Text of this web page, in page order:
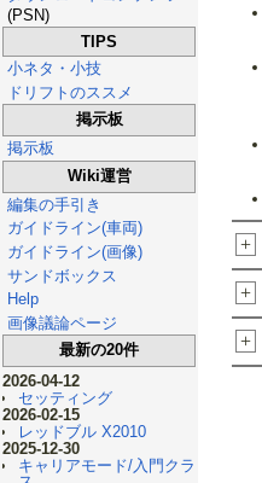
(PSN)
TIPS
小ネタ・小技
ドリフトのススメ
掲示板
掲示板
Wiki運営
編集の手引き
ガイドライン(車両)
ガイドライン(画像)
サンドボックス
Help
画像議論ページ
最新の20件
2026-04-12
セッティング
2026-02-15
レッドブル X2010
2025-12-30
キャリアモード/入門クラ
+
+
+